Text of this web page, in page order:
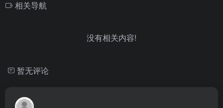
相关导航
没有相关内容!
暂无评论